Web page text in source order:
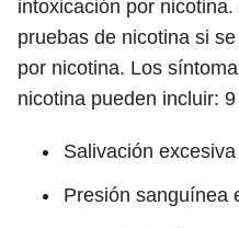
intoxicación por
pruebas de nicotina si
por nicotina. Los
nicotina pueden incluir: 9
Salivación excesiva
Presión sanguínea